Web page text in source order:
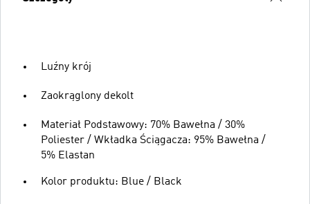
Luźny krój
Zaokrąglony dekolt
Materiał Podstawowy: 70% Bawełna / 30%
Poliester / Wkładka Ściągacza: 95% Bawełna /
5% Elastan
Kolor produktu: Blue / Black